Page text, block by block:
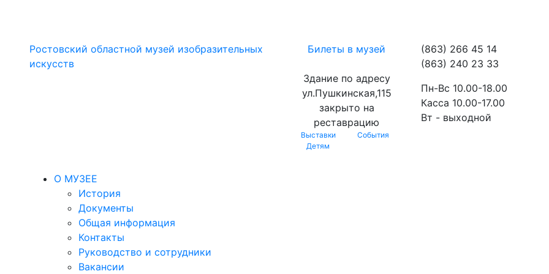
Ростовский областной музей изобразительных
искусств
Билеты в музей
Здание по адресу
ул.Пушкинская,115
закрыто на
реставрацию
Выставки
События
Детям
(863) 266 45 14
(863) 240 23 33
Пн-Вс 10.00-18.00
Касса 10.00-17.00
Вт - выходной
О МУЗЕЕ
История
Документы
Общая информация
Контакты
Руководство и сотрудники
Вакансии